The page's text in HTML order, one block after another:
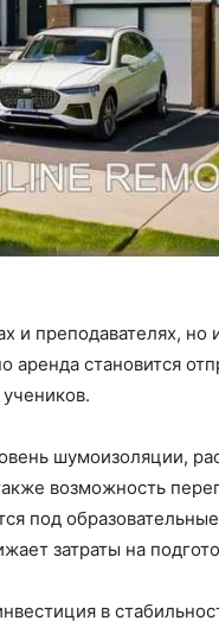
и преподавателях, но
становится
шумоизоляции,
возможность
под
затраты на
в